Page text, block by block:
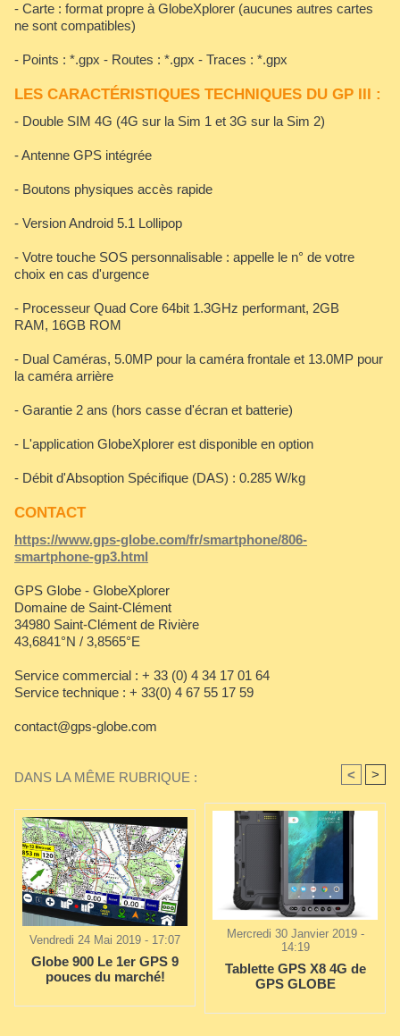
- Carte : format propre à GlobeXplorer (aucunes autres cartes
ne sont compatibles)
- Points : *.gpx - Routes : *.gpx - Traces : *.gpx
LES CARACTÉRISTIQUES TECHNIQUES DU GP III :
- Double SIM 4G (4G sur la Sim 1 et 3G sur la Sim 2)
- Antenne GPS intégrée
- Boutons physiques accès rapide
- Version Android 5.1 Lollipop
- Votre touche SOS personnalisable : appelle le n° de votre
choix en cas d'urgence
- Processeur Quad Core 64bit 1.3GHz performant, 2GB
RAM, 16GB ROM
- Dual Caméras, 5.0MP pour la caméra frontale et 13.0MP pour
la caméra arrière
- Garantie 2 ans (hors casse d'écran et batterie)
- L'application GlobeXplorer est disponible en option
- Débit d'Absoption Spécifique (DAS) : 0.285 W/kg
CONTACT
https://www.gps-globe.com/fr/smartphone/806-
smartphone-gp3.html
GPS Globe - GlobeXplorer
Domaine de Saint-Clément
34980 Saint-Clément de Rivière
43,6841°N / 3,8565°E
Service commercial : + 33 (0) 4 34 17 01 64
Service technique : + 33(0) 4 67 55 17 59
contact@gps-globe.com
DANS LA MÊME RUBRIQUE : < >
Vendredi 24 Mai 2019 - 17:07
Globe 900 Le 1er GPS 9
pouces du marché!
Mercredi 30 Janvier 2019 -
14:19
Tablette GPS X8 4G de
GPS GLOBE